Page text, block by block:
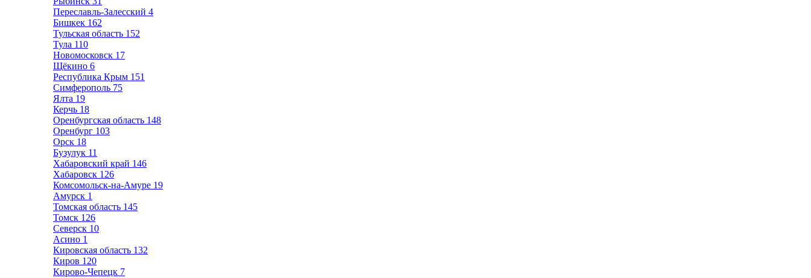
Переславль-Залесский 4
Бишкек 162
Тульская область 152
Тула 110
Новомосковск 17
Щёкино 6
Республика Крым 151
Симферополь 75
Ялта 19
Керчь 18
Оренбургская область 148
Оренбург 103
Орск 18
Бузулук 11
Хабаровский край 146
Хабаровск 126
Комсомольск-на-Амуре 19
Амурск 1
Томская область 145
Томск 126
Северск 10
Асино 1
Кировская область 132
Киров 120
Кирово-Чепецк 7